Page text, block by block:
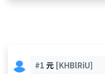
#1元 [KHBlRiU]